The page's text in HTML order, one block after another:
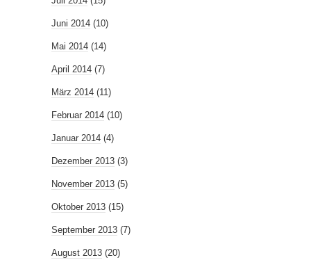
Juni 2014 (10)
Mai 2014 (14)
April 2014 (7)
März 2014 (11)
Februar 2014 (10)
Januar 2014 (4)
Dezember 2013 (3)
November 2013 (5)
Oktober 2013 (15)
September 2013 (7)
August 2013 (20)